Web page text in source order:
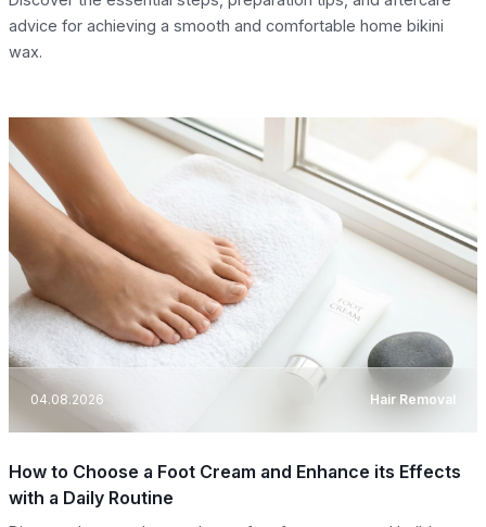
advice for achieving a smooth and comfortable home bikini
wax.
04.08.2026 Hair Removal
How to Choose a Foot Cream and Enhance its Effects
with a Daily Routine